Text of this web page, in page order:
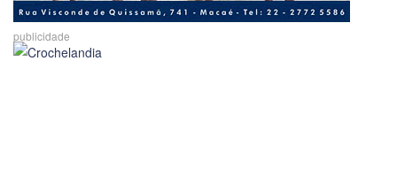
publicidade